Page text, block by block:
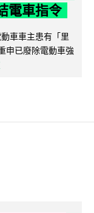
電車指令
車車主患有「里
申已廢除電動車強